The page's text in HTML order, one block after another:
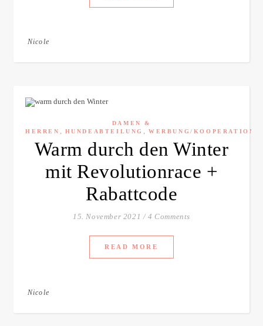
Nicole
DAMEN &
HERREN , HUNDEABTEILUNG ,WERBUNG/KOOPERATION
Warm durch den Winter
mit Revolutionrace +
Rabattcode
15. November 2021 / 4 Comments
READ MORE
Nicole